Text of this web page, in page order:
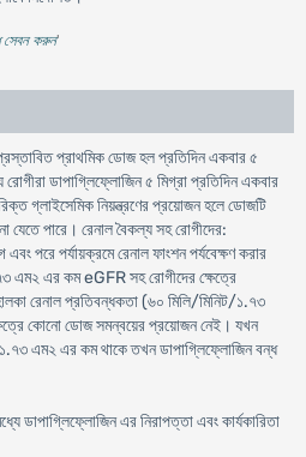
সেবন করুন'
প্রাথমিক ডোজ হল প্রতিদিন একবার ৫
রোগীরা ডাপাগ্লিফ্লোজিন ৫ মিগ্রা প্রতিদিন একবার
গ্লাইসেমিক নিয়ন্ত্রণের প্রয়োজন হলে ডোজটি
যেতে পারে। রেনাল বৈকল্য সহ রোগীদের:
পরে পর্যায়ক্রমে রেনাল ফাংশন পর্যবেক্ষণ করার
এম২ এর কম eGFR সহ রোগীদের ক্ষেত্রে
রেনাল প্রতিবন্ধকতা (৬০ মিলি/মিনিট/১.৭৩
কোনো ডোজ সমন্বয়ের প্রয়োজন নেই। যখন
এম২ এর কম থাকে তখন ডাপাগ্লিফ্লোজিন বন্ধ
ডাপাগ্লিফ্লোজিন এর নিরাপত্তা এবং কার্যকারিতা